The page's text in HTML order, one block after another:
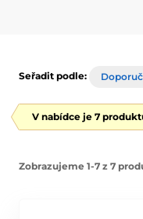
Seřadit podle:
V nabídce je 7
Zobrazujeme 1-7 z 7